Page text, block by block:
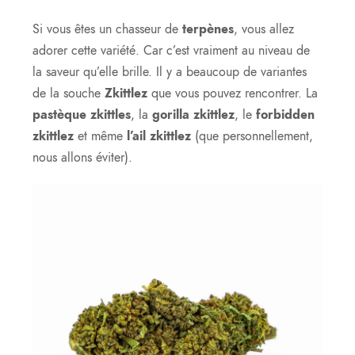
Si vous êtes un chasseur de terpènes, vous allez
adorer cette variété. Car c’est vraiment au niveau de
la saveur qu’elle brille. Il y a beaucoup de variantes
de la souche Zkittlez que vous pouvez rencontrer. La
pastèque zkittles, la gorilla zkittlez, le forbidden
zkittlez et même l’ail zkittlez (que personnellement,
nous allons éviter).